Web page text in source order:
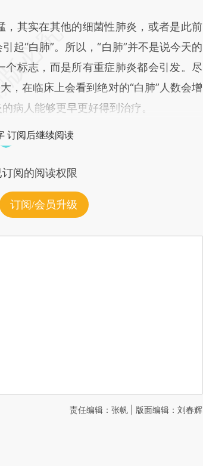
其实在其他的细菌性肺炎，或者是此前
起“白肺”。所以，“白肺”并不是说今天的
标志，而是所有重症肺炎都会引发。尽
，在临床上会看到绝对的“白肺”人数会增
病人能够更早更好得到治疗。
订阅后继续阅读
阅的阅读权限
订阅/会员升级
责任编辑：张帆 | 版面编辑：刘春辉